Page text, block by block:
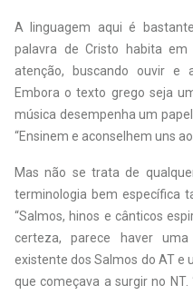
A linguagem aqui é
palavra de Cristo habita
atenção, buscando ouvir e
Embora o texto grego seja
música desempenha um
“Ensinem e aconselhem uns
Mas não se trata de
terminologia bem específica
“Salmos, hinos e cânticos
certeza, parece haver
existente dos Salmos do AT e
que começava a surgir no